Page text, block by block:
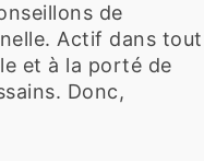
de
Actif dans tout
et à la porté de
Donc,